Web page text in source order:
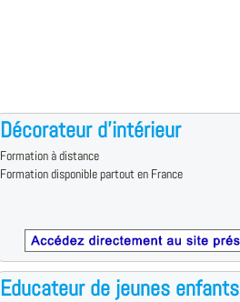
Décorateur d'intérieur
Formation à distance
Formation disponible partout en France
Educateur de jeunes enfants